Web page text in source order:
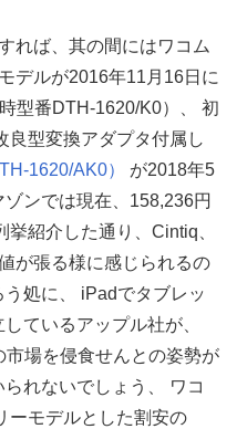
れば、其の間にはワコム
デルが2016年11月16日に
型番DTH-1620/K0）、 初
良型変換アダプタ付属し
1620/AK0）
が2018年5
ンでは現在、158,236円
紹介した通り、Cintiq、
が張る様に感じられるの
処に、 iPadでタブレッ
ているアップル社が、
場を侵食せんとの姿勢が
れないでしょう、 ワコ
ーモデルとした割安の